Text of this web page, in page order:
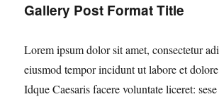
Gallery Post Format Title
Lorem ipsum dolor sit amet, consectetur
eiusmod tempor incidunt ut labore et
Idque Caesaris facere voluntate liceret: